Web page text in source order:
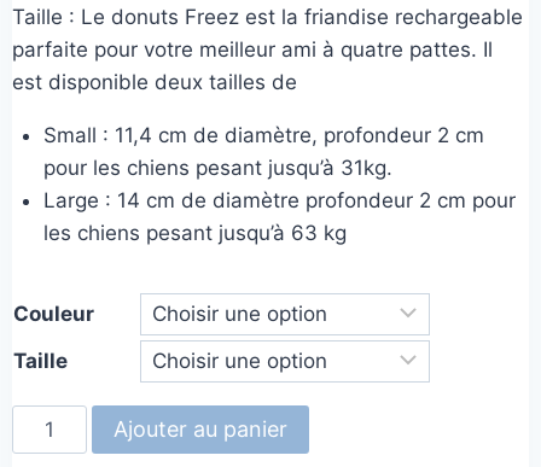
Taille : Le donuts Freez est la friandise rechargeable
parfaite pour votre meilleur ami à quatre pattes. Il
est disponible deux tailles de
Small : 11,4 cm de diamètre, profondeur 2 cm
pour les chiens pesant jusqu’à 31kg.
Large : 14 cm de diamètre profondeur 2 cm pour
les chiens pesant jusqu’à 63 kg
Couleur
Taille
quantité
de
Ajouter au panier